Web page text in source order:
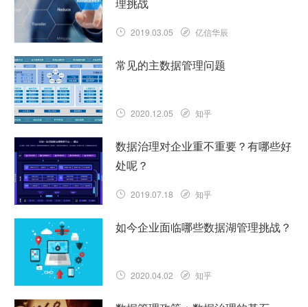
2019.03.05 亿信华辰
常见的主数据管理问题
2020.12.05 知乎
数据治理对企业重不重要？有哪些好
处呢？
2019.07.18 知乎
如今企业面临哪些数据湖管理挑战？
2020.04.02 知乎